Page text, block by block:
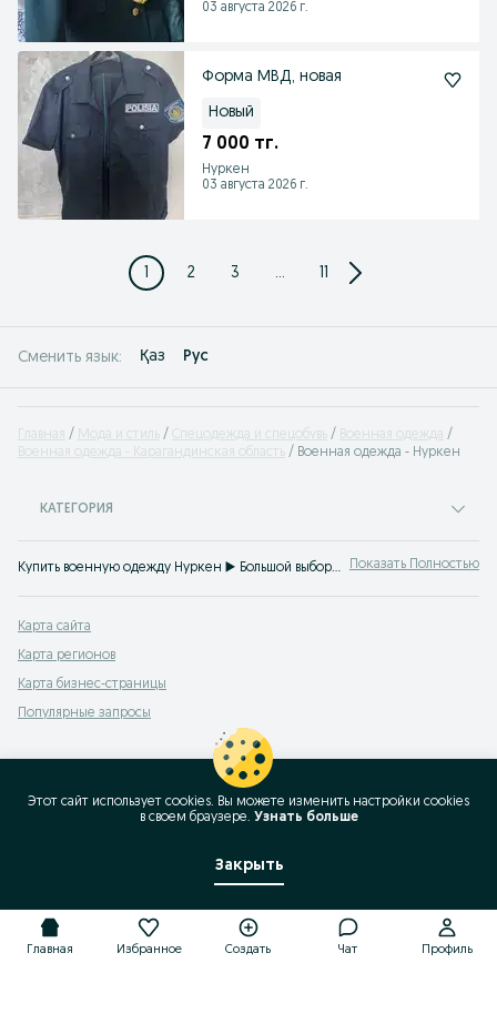
03 августа 2026 г.
Форма МВД, новая
Новый
7 000 тг.
Нуркен
03 августа 2026 г.
1 2 3 ... 11
Сменить язык: Қаз Рус
Главная Мода и стиль Спецодежда и спецобувь
Военная одежда
Военная одежда - Карагандинская область
Военная одежда - Нуркен
КАТЕГОРИЯ
Купить военную одежду Нуркен ▶️ Большой выбор моделей, размеров и цветов по доступной цене ☝ Закажите военную спецодежду недорого на OLX.kz! Показать Полностью
Карта сайта
Карта регионов
Карта бизнес-страницы
Популярные запросы
Главная Избранное Создать Чат Профиль
Этот сайт использует cookies. Вы можете изменить настройки cookies
в своeм браузере. Узнать больше
Закрыть